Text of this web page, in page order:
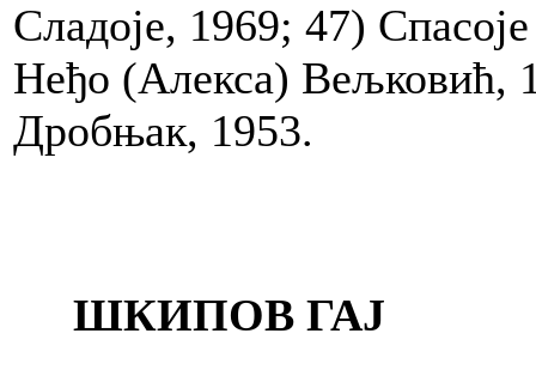
Сладоје, 1969; 47)
Неђо (Алекса) Вељковић,
Дробњак, 1953.
ШКИПОВ ГАЈ